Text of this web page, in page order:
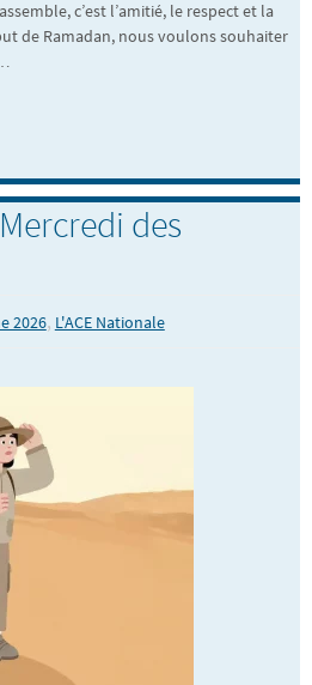
c’est l’amitié, le respect et la
de Ramadan, nous voulons souhaiter
des
2026, L'ACE Nationale